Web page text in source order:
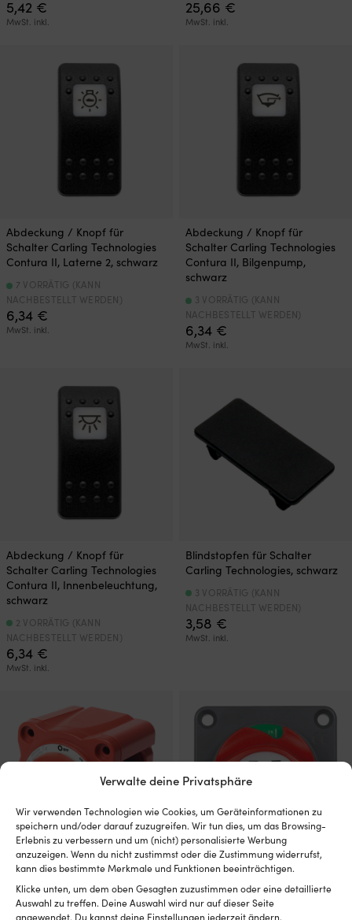
Verwalte deine Privatsphäre
Wir verwenden Technologien wie Cookies, um Geräteinformationen zu
speichern und/oder darauf zuzugreifen. Wir tun dies, um das Browsing-
Erlebnis zu verbessern und um (nicht) personalisierte Werbung
anzuzeigen. Wenn du nicht zustimmst oder die Zustimmung widerrufst,
kann dies bestimmte Merkmale und Funktionen beeinträchtigen.
Klicke unten, um dem oben Gesagten zuzustimmen oder eine detaillierte
Auswahl zu treffen. Deine Auswahl wird nur auf dieser Seite
angewendet. Du kannst deine Einstellungen jederzeit ändern,
5,42 €
MwSt. inkl.
25,66 €
MwSt. inkl.
Abdeckung / Knopf für
Schalter Carling Technologies
Contura II, Laterne 2, schwarz
6,34 €
MwSt. inkl.
7 VORRÄTIG (KANN
NACHBESTELLT WERDEN)
Abdeckung / Knopf für
Schalter Carling Technologies
Contura II, Bilgenpump,
schwarz
6,34 €
MwSt. inkl.
3 VORRÄTIG (KANN
NACHBESTELLT WERDEN)
Abdeckung / Knopf für
Schalter Carling Technologies
Contura II, Innenbeleuchtung,
schwarz
6,34 €
MwSt. inkl.
2 VORRÄTIG (KANN
NACHBESTELLT WERDEN)
Blindstopfen für Schalter
Carling Technologies, schwarz
3,58 €
MwSt. inkl.
3 VORRÄTIG (KANN
NACHBESTELLT WERDEN)
Systems m-Series 6006, 12 – 48
V, 300 A
Hauptschalter BEP Marine
701PM Medium Duty, 48 V, 275
A